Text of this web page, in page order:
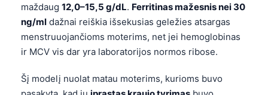
maždaug 12,0–15,5 g/dL. Ferritinas mažesnis nei 30
ng/ml dažnai reiškia išsekusias geležies atsargas
menstruuojančioms moterims, net jei hemoglobinas
ir MCV vis dar yra laboratorijos normos ribose.
Šį modelį nuolat matau moterims, kurioms buvo